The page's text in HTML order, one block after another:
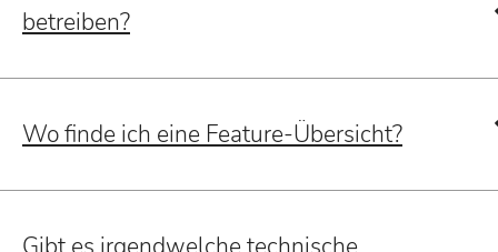
betreiben?
Wo finde ich eine Feature-Übersicht?